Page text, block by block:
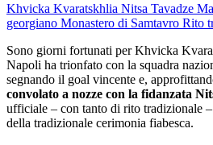
Khvicka Kvaratskhlia Nitsa Tavadze
georgiano Monastero di Samtavro Rito
Sono giorni fortunati per Khvicka
Napoli ha trionfato con la squadra
segnando il goal vincente e,
convolato a nozze con la fidanzata
ufficiale – con tanto di rito tradizionale
della tradizionale cerimonia fiabesca.